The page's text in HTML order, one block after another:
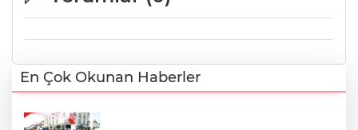
En Çok Okunan Haberler